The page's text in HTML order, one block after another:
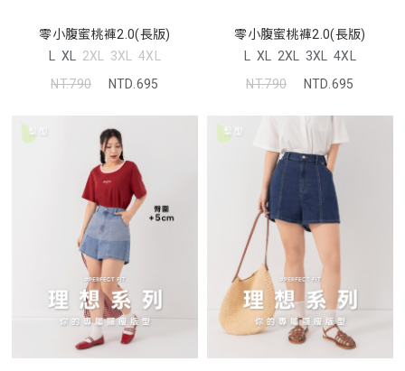
零小腹蜜桃褲2.0(長版)
L XL 2XL 3XL 4XL
NT.790
NTD.695
零小腹蜜桃褲2.0(長版)
L XL 2XL 3XL 4XL
NT.790
NTD.695